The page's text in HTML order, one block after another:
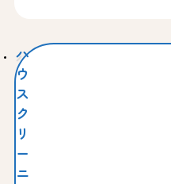
ハ
ウ
ス
ク
リ
ー
ニ